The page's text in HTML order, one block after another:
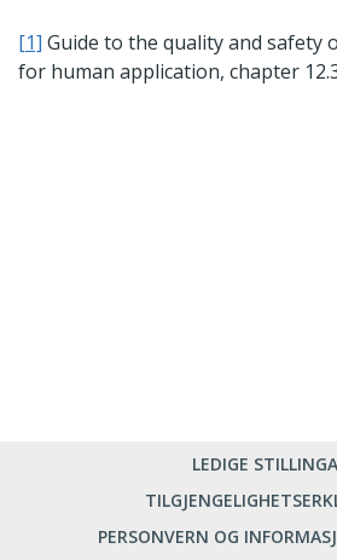
[1] Guide to the quality and safety
for human application, chapter
LEDIGE
PERSONVERN OG